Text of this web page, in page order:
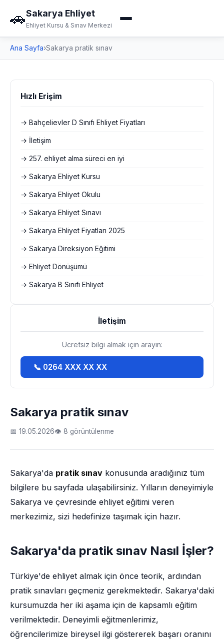
🚗Sakarya Ehliyet
Ehliyet Kursu & Sınav Merkezi
Ana Sayfa›Sakarya pratik sınav
Sakarya pratik sınav
📅 19.05.2026👁 8 görüntülenme
Sakarya'da pratik sınav konusunda aradığınız tüm
bilgilere bu sayfada ulaşabilirsiniz. Yılların deneyimiyle
Sakarya ve çevresinde ehliyet eğitimi veren
merkezimiz, sizi hedefinize taşımak için hazır.
Sakarya'da pratik sınav Nasıl İşler?
Türkiye'de ehliyet almak için önce teorik, ardından
pratik sınavları geçmeniz gerekmektedir. Sakarya'daki
kursumuzda her iki aşama için de kapsamlı eğitim
verilmektedir. Deneyimli eğitmenlerimiz,
öğrencilerimize bireysel ilgi göstererek başarı oranını
Hızlı Erişim
→ Bahçelievler D Sınıfı Ehliyet Fiyatları
→ İletişim
→ 257. ehliyet alma süreci en iyi
→ Sakarya Ehliyet Kursu
→ Sakarya Ehliyet Okulu
→ Sakarya Ehliyet Sınavı
→ Sakarya Ehliyet Fiyatları 2025
→ Sakarya Direksiyon Eğitimi
→ Ehliyet Dönüşümü
→ Sakarya B Sınıfı Ehliyet
İletişim
Ücretsiz bilgi almak için arayın:
📞 0264 XXX XX XX